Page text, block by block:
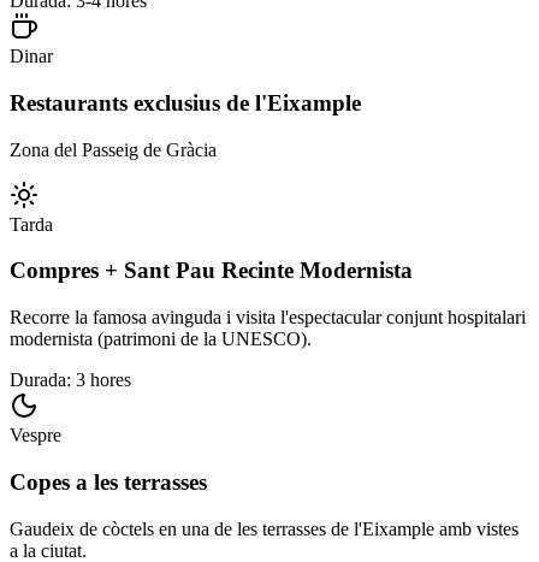
Dinar
Restaurants exclusius de l'Eixample
Zona del Passeig de Gràcia
Tarda
Compres + Sant Pau Recinte Modernista
Recorre la famosa avinguda i visita l'espectacular conjunt hospitalari
modernista (patrimoni de la UNESCO).
Durada: 3 hores
Vespre
Copes a les terrasses
Gaudeix de còctels en una de les terrasses de l'Eixample amb vistes
a la ciutat.